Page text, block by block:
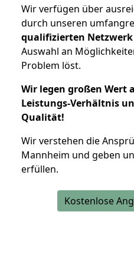
Wir verfügen über
durch unseren
qualifizierten Netzwerk
Auswahl an
Problem löst.
Wir legen großen Wert
Leistungs-Verhältnis
Qualität!
Wir verstehen die
Mannheim und geben
erfüllen.
Kostenlose